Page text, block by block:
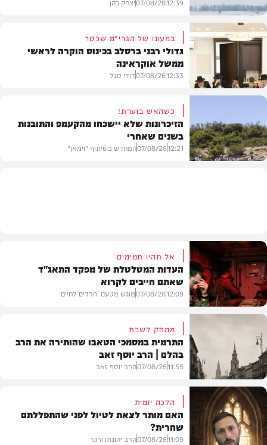
חרדים
במעונו של הגרי"מ שכטר
גדולי רבני ברסלב בכינוס הוקרה לראשי
ממשל אוקראינה
12:33
07/08/26דודי סגל
כשהאש בוערת!
הזיכרונות שלא יישכחו מהקעמפ והתובנות
בשנים שאחרי
12:21
07/08/26המחדש בשיתוף "וימאן"
דעות
אל תהיו תמימים
העדות המטלטלת של מפקד התאג"ד
שאתם חייבים לקרוא
12:09
07/08/26מוגש מטעם 'חרדים לחיים'
בית המדרש
ממתק לשבת
התרמית במסמכי הטאבו שהותירה את הרב
בהלם | הרב יוסף זאב
11:55
07/08/26הרב יוסף זאב
הלכה יומית
האם מותר לצאת לטיול לפני שהתפללתם
שחרית?
11:09
07/08/26הרב יהונתן ורנר